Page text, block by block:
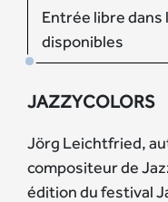
Entrée libre dans
disponibles
JAZZYCOLORS
Jörg Leichtfried,
compositeur de
édition du festival